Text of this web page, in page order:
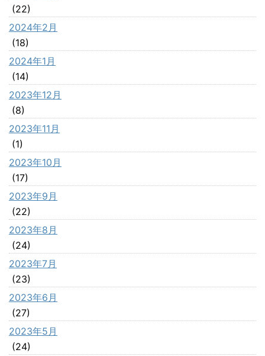
(22)
2024年2月
(18)
2024年1月
(14)
2023年12月
(8)
2023年11月
(1)
2023年10月
(17)
2023年9月
(22)
2023年8月
(24)
2023年7月
(23)
2023年6月
(27)
2023年5月
(24)